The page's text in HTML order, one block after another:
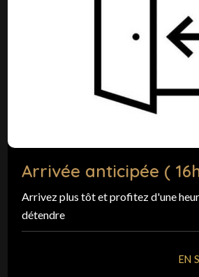
Arrivée anticipée (
Arrivez plus tôt et profitez d'une
détendre
EN